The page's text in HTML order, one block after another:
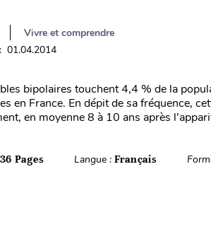
Vivre et comprendre
01.04.2014
bipolaires touchent 4,4 % de la
en France. En dépit de sa fréquence,
en moyenne 8 à 10 ans après
Pages Langue : Français